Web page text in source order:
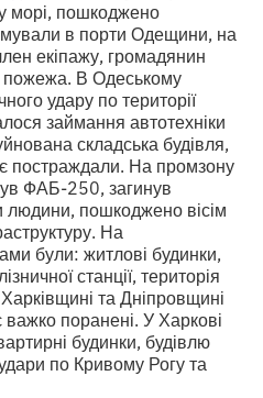
морі, пошкоджено
в порти Одещини, на
екіпажу, громадянин
пожежа. В Одеському
удару по території
займання автотехніки
складська будівля,
постраждали. На промзону
ФАБ-250, загинув
людини, пошкоджено вісім
На
були: житлові будинки,
станції, територія
та Дніпровщині
поранені. У Харкові
будинки, будівлю
по Кривому Рогу та